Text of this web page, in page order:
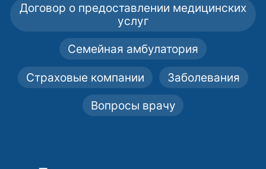
Договор о предоставлении медицинских
услуг
Семейная амбулатория
Страховые компании Заболевания
Вопросы врачу